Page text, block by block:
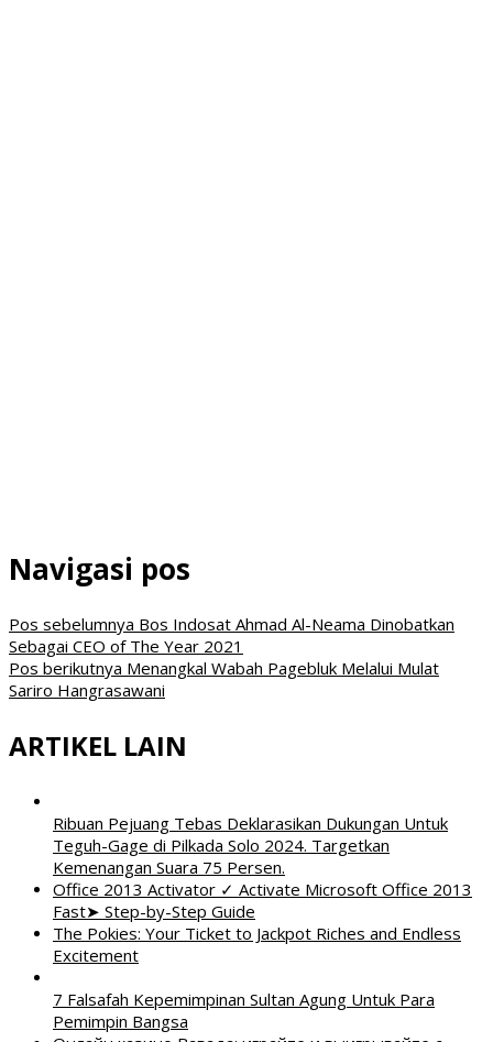
Navigasi pos
Pos sebelumnya Bos Indosat Ahmad Al-Neama Dinobatkan
Sebagai CEO of The Year 2021
Pos berikutnya Menangkal Wabah Pagebluk Melalui Mulat
Sariro Hangrasawani
ARTIKEL LAIN
Ribuan Pejuang Tebas Deklarasikan Dukungan Untuk
Teguh-Gage di Pilkada Solo 2024. Targetkan
Kemenangan Suara 75 Persen.
Office 2013 Activator ✓ Activate Microsoft Office 2013
Fast➤ Step-by-Step Guide
The Pokies: Your Ticket to Jackpot Riches and Endless
Excitement
7 Falsafah Kepemimpinan Sultan Agung Untuk Para
Pemimpin Bangsa